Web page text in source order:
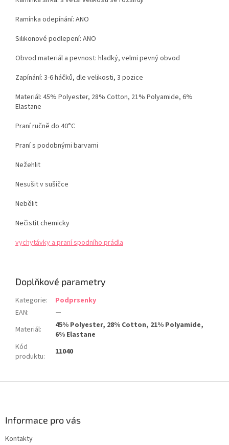
Ramínka odepínání: ANO
Silikonové podlepení: ANO
Obvod materiál a pevnost: hladký, velmi pevný obvod
Zapínání: 3-6 háčků, dle velikosti, 3 pozice
Materiál: 45% Polyester, 28% Cotton, 21% Polyamide, 6%
Elastane
Praní ručně do 40°C
Praní s podobnými barvami
Nežehlit
Nesušit v sušičce
Nebělit
Nečistit chemicky
vychytávky a praní spodního prádla
Doplňkové parametry
Kategorie:
Podprsenky
EAN:
—
Materiál:
45% Polyester, 28% Cotton, 21% Polyamide,
6% Elastane
Kód
produktu: 11040
Informace pro vás
Kontakty